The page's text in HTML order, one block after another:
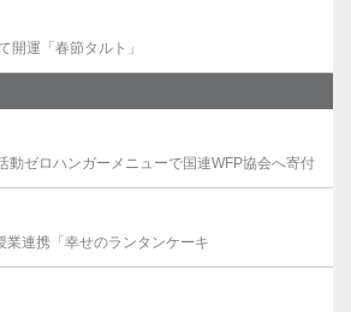
開運「春節タルト」
動ゼロハンガーメニューで国連WFP協会へ寄付
業連携「幸せのランタンケーキ